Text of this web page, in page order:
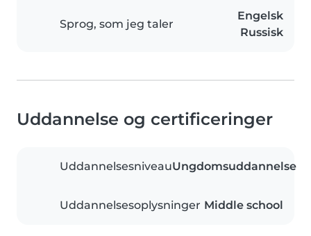
Sprog, som jeg taler
Engelsk
Russisk
Uddannelse og certificeringer
UddannelsesniveauUngdomsuddannelse
Uddannelsesoplysninger Middle school